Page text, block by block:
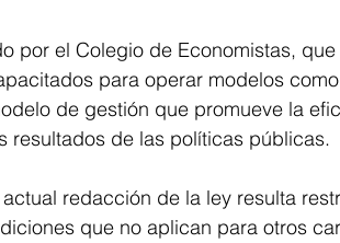
por el Colegio de Economistas,
para operar modelos
de gestión que promueve la
resultados de las políticas públicas.
redacción de la ley resulta
que no aplican para otros